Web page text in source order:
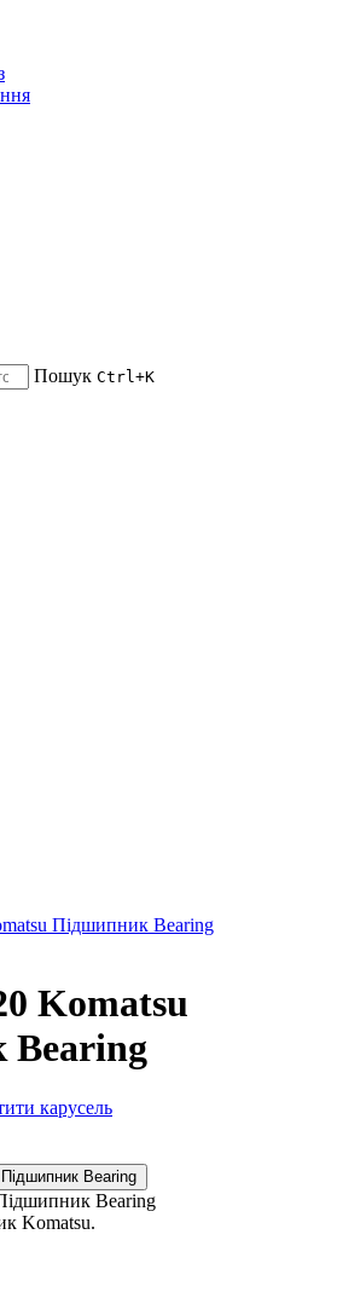
Пошук Ctrl+K
Підшипник Bearing
Komatsu
Bearing
карусель
Bearing
Komatsu.